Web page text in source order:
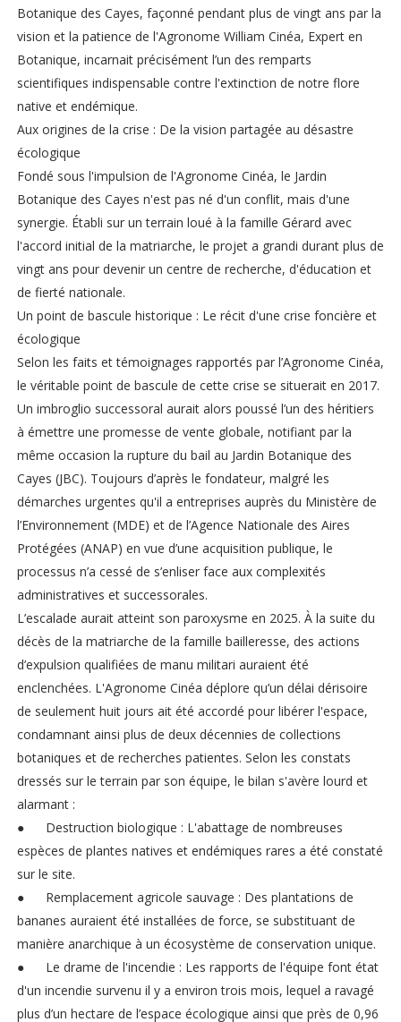
Botanique des Cayes, façonné pendant plus de vingt ans par la
vision et la patience de l'Agronome William Cinéa, Expert en
Botanique, incarnait précisément l’un des remparts
scientifiques indispensable contre l'extinction de notre flore
native et endémique.
Aux origines de la crise : De la vision partagée au désastre
écologique
Fondé sous l'impulsion de l'Agronome Cinéa, le Jardin
Botanique des Cayes n'est pas né d'un conflit, mais d'une
synergie. Établi sur un terrain loué à la famille Gérard avec
l'accord initial de la matriarche, le projet a grandi durant plus de
vingt ans pour devenir un centre de recherche, d'éducation et
de fierté nationale.
Un point de bascule historique : Le récit d'une crise foncière et
écologique
Selon les faits et témoignages rapportés par l’Agronome Cinéa,
le véritable point de bascule de cette crise se situerait en 2017.
Un imbroglio successoral aurait alors poussé l’un des héritiers
à émettre une promesse de vente globale, notifiant par la
même occasion la rupture du bail au Jardin Botanique des
Cayes (JBC). Toujours d’après le fondateur, malgré les
démarches urgentes qu'il a entreprises auprès du Ministère de
l’Environnement (MDE) et de l’Agence Nationale des Aires
Protégées (ANAP) en vue d’une acquisition publique, le
processus n’a cessé de s’enliser face aux complexités
administratives et successorales.
L’escalade aurait atteint son paroxysme en 2025. À la suite du
décès de la matriarche de la famille bailleresse, des actions
d’expulsion qualifiées de manu militari auraient été
enclenchées. L'Agronome Cinéa déplore qu’un délai dérisoire
de seulement huit jours ait été accordé pour libérer l'espace,
condamnant ainsi plus de deux décennies de collections
botaniques et de recherches patientes. Selon les constats
dressés sur le terrain par son équipe, le bilan s'avère lourd et
alarmant :
●
Destruction biologique : L'abattage de nombreuses
espèces de plantes natives et endémiques rares a été constaté
sur le site.
●
Remplacement agricole sauvage : Des plantations de
bananes auraient été installées de force, se substituant de
manière anarchique à un écosystème de conservation unique.
●
Le drame de l'incendie : Les rapports de l'équipe font état
d'un incendie survenu il y a environ trois mois, lequel a ravagé
plus d’un hectare de l’espace écologique ainsi que près de 0,96